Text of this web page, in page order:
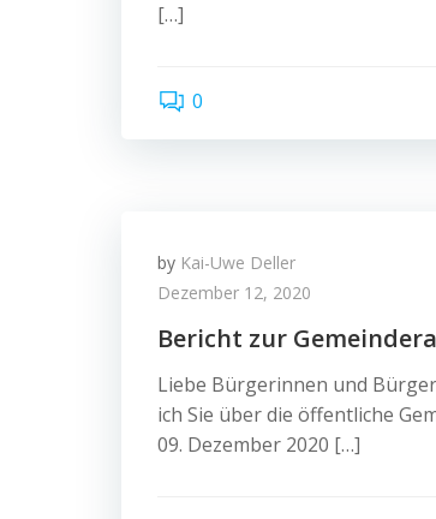
[…]
0
by Kai-Uwe Deller
Dezember 12, 2020
Bericht zur
Liebe Bürgerinnen und
ich Sie über die öffentliche
09. Dezember 2020 […]